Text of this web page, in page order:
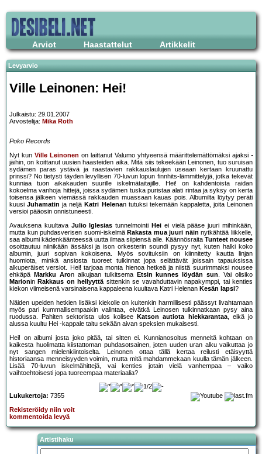
Arviot Haastattelut Artikkelit
Levyarvio
Ville Leinonen: Hei!
Julkaistu: 29.01.2007
Arvostelija: Mika Roth
Poko Records
Nyt kun Ville Leinonen on laittanut Valumo yhtyeensä määrittelemättömäksi ajaksi
jäihin, on koittanut uusien haasteiden aika. Mitä siis tekeekään Leinonen, tuo suruisan
sydämen paras ystävä ja raastavien rakkauslaulujen useaan kertaan kruunattu
prinssi? No tietysti täyden levyllisen 70-luvun lopun finnhits-lämmittelyjä, jotka tekevät
kunniaa tuon aikakauden suurille iskelmätaitajille. Hei! on kahdentoista raidan
kokoelma vanhoja hittejä, joissa sydämen tuska puristaa alati rintaa ja syksy on kerta
toisensa jälkeen viemässä rakkauden muassaan kauas pois. Albumilta löytyy peräti
kuusiJuhamatin ja neljä Katri Helenan tutuksi tekemään kappaletta, joita Leinonen
versioi pääosin onnistuneesti.
Avauksena kuultava Julio Iglesias tunnelmointi Hei ei vielä pääse juuri mihinkään,
mutta kun puhdasverisen suomi-iskelmä Rakasta mua juuri näin nytkähtää liikkelle,
saa albumi kädenkäänteessä uutta ilmaa siipiensä alle. Käännösraita Tunteet nousee
osoittautuu niinikään ässäksi ja ison orkesterin soundi pysyy nyt, kuten halki koko
albumin, juuri sopivan kokoisena. Myös sovituksiin on kiinnitetty kautta linjan
huomiota, minkä ansiosta tuoreet tulkinnat jopa selättävät joissain tapauksissa
alkuperäiset versiot. Hei! tarjoaa monta hienoa hetkeä ja niistä suurimmaksi nousee
ehkäpä
Markku Aron alkujaan tulkitsema Etsin kunnes löydän sun. Vai olisiko
Marionin Rakkaus on hellyyttäsittenkin se vavahduttavin napakymppi, tai kenties
kiekon viimeisenä varsinaisena kappaleena kuultava Katri Helenan Kesän lapsi?
Näiden upeiden hetkien lisäksi kiekolle on kuitenkin harmillisesti päässyt livahtamaan
myös pari kummallisempaakin valintaa, eivätkä Leinosen tulkinnatkaan pysy aina
ruodussa. Pahiten sektorista ulos kolisee
Katson autiota hiekkarantaa, eikä jo
alussa kuultu Hei -kappale taitu sekään aivan speksien mukaisesti.
Hei! on albumi josta joko pitää, tai sitten ei. Kunnianosoitus menneitä kohtaan on
kaikesta huolimatta kiistattoman puhdasotsainen, joten uuden uran alku vaikuttaa jo
nyt sangen mielenkiintoiselta. Leinonen ottaa tällä kertaa reilusti etäisyyttä
historiaansa menneisyyden voimin, mutta mitä mahdammekaan kuulla tämän jälkeen.
Lisää 70-luvun iskelmähittejä, vai kenties jotain vielä vanhempaa – vaiko
vaihtoehtoisesti jopa tuoreempaa materiaalia?
Lukukertoja: 7355
Rekisteröidy niin voit
kommentoida levyä
Artistihaku